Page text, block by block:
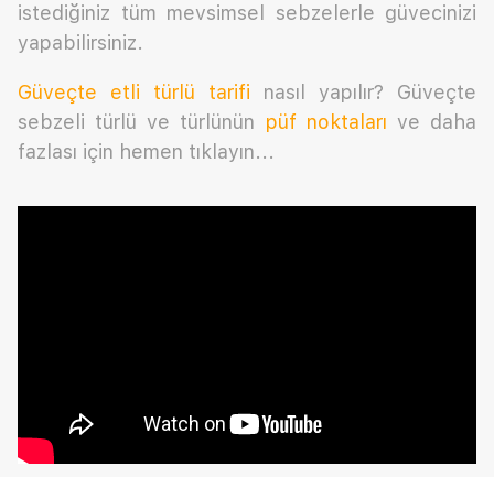
istediğiniz tüm mevsimsel sebzelerle güvecinizi
yapabilirsiniz.
Güveçte etli türlü tarifi
nasıl yapılır? Güveçte
sebzeli türlü ve türlünün püf noktaları ve daha
fazlası için hemen tıklayın...